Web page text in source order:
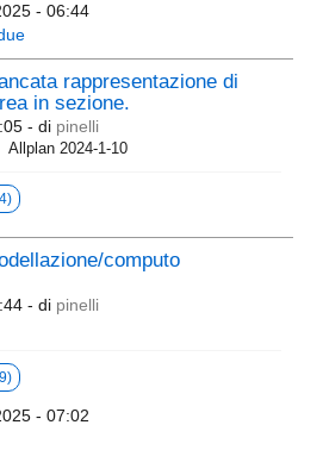
- 06:44
rappresentazione di
in sezione.
- di pinelli
Allplan 2024-1-10
computo
- di pinelli
- 07:02